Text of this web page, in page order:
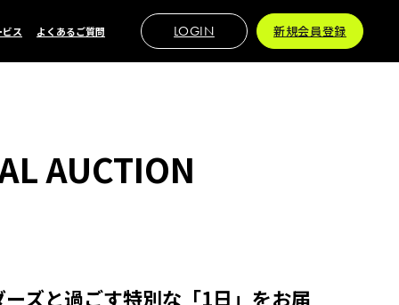
ス よくあるご質問 LOGIN 新規会員登録
AUCTION
ズと過ごす特別な「1日」をお届